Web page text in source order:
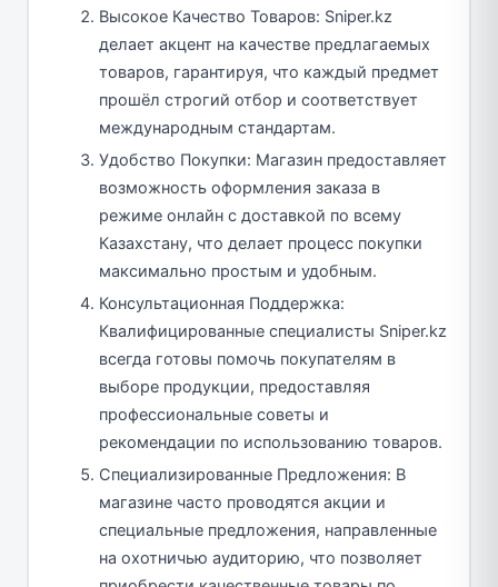
Высокое Качество Товаров: Sniper.kz
делает акцент на качестве предлагаемых
товаров, гарантируя, что каждый предмет
прошёл строгий отбор и соответствует
международным стандартам.
Удобство Покупки: Магазин предоставляет
возможность оформления заказа в
режиме онлайн с доставкой по всему
Казахстану, что делает процесс покупки
максимально простым и удобным.
Консультационная Поддержка:
Квалифицированные специалисты Sniper.kz
всегда готовы помочь покупателям в
выборе продукции, предоставляя
профессиональные советы и
рекомендации по использованию товаров.
Специализированные Предложения: В
магазине часто проводятся акции и
специальные предложения, направленные
на охотничью аудиторию, что позволяет